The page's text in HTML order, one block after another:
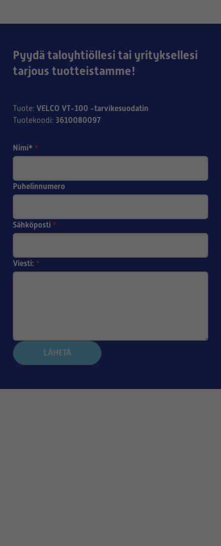
Pyydä taloyhtiöllesi tai yrityksellesi
tarjous tuotteistamme!
Tuote: VELCO VT-100 -tarvikesuodatin
Tuotekoodi: 3610080097
Nimi* *
Puhelinnumero
Sähköposti *
Viesti: *
LÄHETÄ